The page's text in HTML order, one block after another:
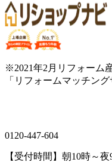
※2021年2月リフォーム
「リフォームマッチン
0120-447-604
【受付時間】朝10時～夜